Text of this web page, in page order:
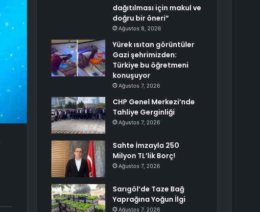
dağıtılması için makul ve
doğru bir öneri”
Ağustos 8, 2026
Yürek ısıtan görüntüler
Gazi şehrimizden:
Türkiye bu öğretmeni
konuşuyor
Ağustos 7, 2026
CHP Genel Merkezi’nde
Tahliye Gerginliği
Ağustos 7, 2026
Sahte İmzayla 250
Milyon TL’lik Borç!
Ağustos 7, 2026
Sarıgöl’de Taze Bağ
Yaprağına Yoğun İlgi
Ağustos 7, 2026